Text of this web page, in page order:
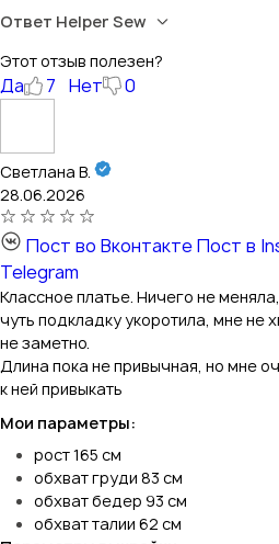
Ответ Helper Sew
Этот отзыв полезен?
Да 7 Нет 0
Светлана В.
28.06.2026
Пост во ВконтактеПост в
Telegram
Классное платье. Ничего не
чуть подкладку укоротила, мне не
не заметно.
Длина пока не привычная, но мне
к ней привыкать
Мои параметры:
рост 165 см
обхват груди 83 см
обхват бедер 93 см
обхват талии 62 см